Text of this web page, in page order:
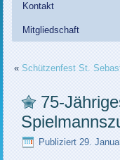
Kontakt
Mitgliedschaft
«Schützenfest St.
75-
Publiziert 29.